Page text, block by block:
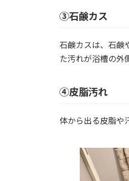
③石鹸カス
石鹸カスは、石鹸
た汚れが浴槽の外
④皮脂汚れ
体から出る皮脂や